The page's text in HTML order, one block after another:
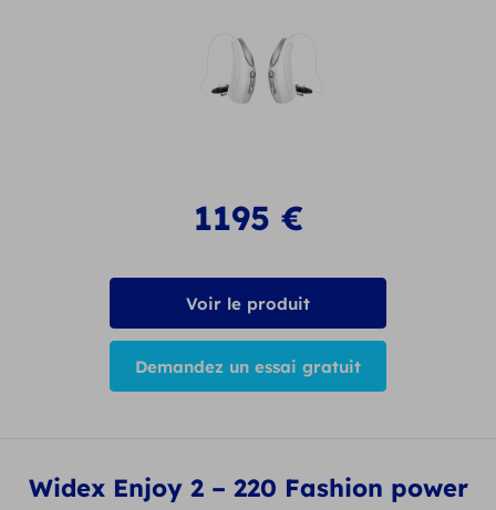
1195 €
Voir le produit
Demandez un essai gratuit
Widex Enjoy 2 – 220 Fashion power